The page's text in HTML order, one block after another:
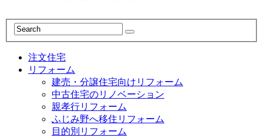
注文住宅
リフォーム
建売・分譲住宅向けリフォーム
中古住宅のリノベーション
親孝行リフォーム
ふじみ野へ移住リフォーム
目的別リフォーム